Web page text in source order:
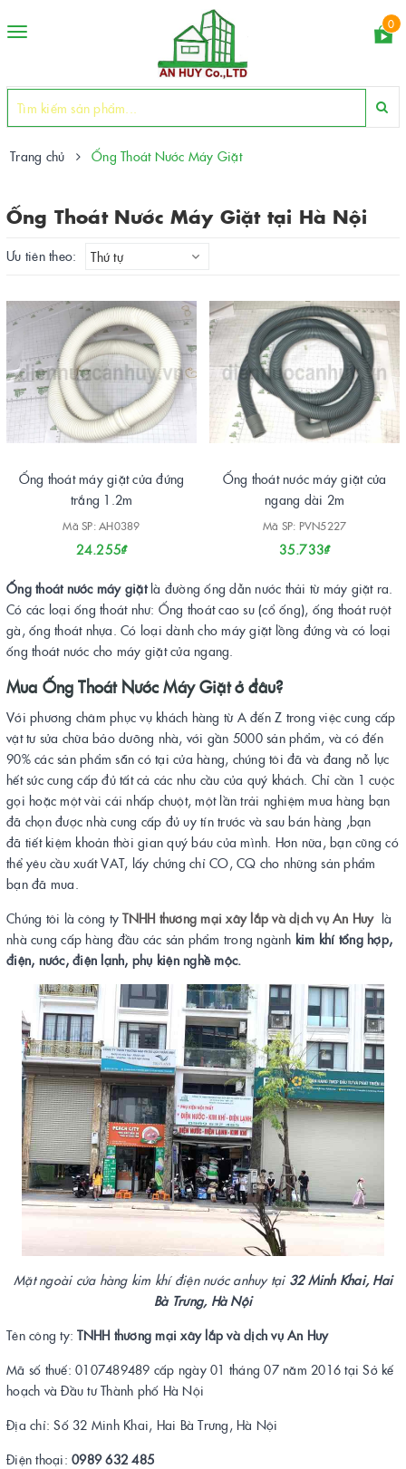
Toggle
0
Trang chủ Ống Thoát Nước Máy Giặt
Ống Thoát Nước Máy Giặt tại Hà Nội
Ưu tiên theo: Thứ tự
Ống thoát máy giặt cửa đứng
trắng 1.2m
Mã SP: AH0389
24.255₫
Ống thoát nước máy giặt cửa
ngang dài 2m
Mã SP: PVN5227
35.733₫
Ống thoát nước máy giặtlà đường ống dẫn nước thải từ máy giặt ra.
Có các loại ống thoát như: Ống thoát cao su (cổ ống), ống thoát ruột
gà, ống thoát nhựa. Có loại dành cho máy giặt lồng đứng và có loại
ống thoát nước cho máy giặt cửa ngang.
Mua Ống Thoát Nước Máy Giặt ở đâu?
Với phương châm phục vụ khách hàng từ A đến Z trong việc cung cấp
vật tư sửa chữa bảo dưỡng nhà, với gần 5000 sản phẩm, và có đến
90% các sản phẩm sẵn có tại cửa hàng, chúng tôi đã và đang nỗ lực
hết sức cung cấp đủ tất cả các nhu cầu của quý khách. Chỉ cần 1 cuộc
gọi hoặc một vài cái nhấp chuột, một lần trải nghiệm mua hàng bạn
đã chọn được nhà cung cấp đủ uy tín trước và sau bán hàng ,bạn
đã tiết kiệm khoản thời gian quý báu của mình. Hơn nữa, bạn cũng có
thể yêu cầu xuất VAT, lấy chứng chỉ CO, CQ cho những sản phẩm
bạn đã mua.
Chúng tôi là công tyTNHH thương mại xây lắp và dịch vụ An Huy là
nhà cung cấp hàng đầu các sản phẩm trong ngành kim khí tổng hợp,
điện, nước, điện lạnh, phụ kiện nghề mộc.
Mặt ngoài cửa hàng kim khí điện nước anhuy tại 32 Minh Khai, Hai
Bà Trưng, Hà Nội
Tên công ty:TNHH thương mại xây lắp và dịch vụ An Huy
Mã số thuế: 0107489489 cấp ngày 01 tháng 07 năm 2016 tại Sở kế
hoạch và Đầu tư Thành phố Hà Nội
Địa chỉ: Số 32 Minh Khai, Hai Bà Trưng, Hà Nội
Điện thoại: 0989 632 485